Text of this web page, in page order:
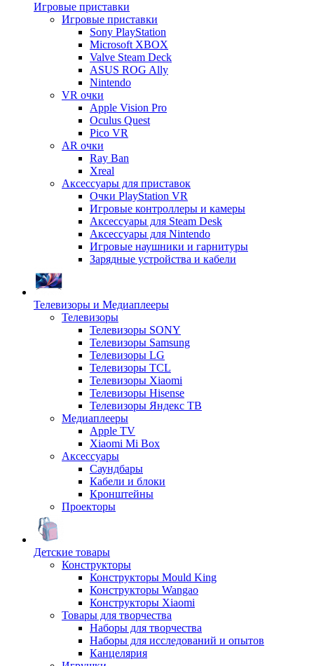
Игровые приставки
Игровые приставки
Sony PlayStation
Microsoft XBOX
Valve Steam Deck
ASUS ROG Ally
Nintendo
VR очки
Apple Vision Pro
Oculus Quest
Pico VR
AR очки
Ray Ban
Xreal
Аксессуары для приставок
Очки PlayStation VR
Игровые контроллеры и камеры
Аксессуары для Steam Desk
Аксессуары для Nintendo
Игровые наушники и гарнитуры
Зарядные устройства и кабели
Телевизоры и Медиаплееры
Телевизоры
Телевизоры SONY
Телевизоры Samsung
Телевизоры LG
Телевизоры TCL
Телевизоры Xiaomi
Телевизоры Hisense
Телевизоры Яндекс ТВ
Медиаплееры
Apple TV
Xiaomi Mi Box
Аксессуары
Саундбары
Кабели и блоки
Кронштейны
Проекторы
Детские товары
Конструкторы
Конструкторы Mould King
Конструкторы Wangao
Конструкторы Xiaomi
Товары для творчества
Наборы для творчества
Наборы для исследований и опытов
Канцелярия